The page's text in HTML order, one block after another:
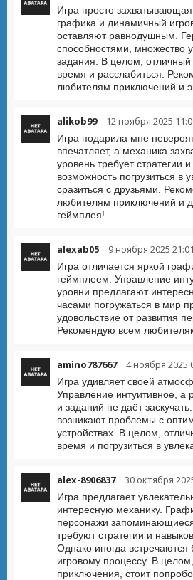
Игра просто
графика и динамичный
оставляют равнодушным.
способностями, множество
задания. В целом, отличный
время и расслабиться.
любителям приключений и
alikob99 12 ноября 2025
Игра подарила мне
впечатляет, а механика
уровень требует стратегии
возможность погрузиться в
сразиться с друзьями.
любителям приключений и
геймплея!
alexab05 9 ноября 2025 21:01
Игра отличается яркой
геймплеем. Управление
уровни предлагают
часами погружаться в мир
удовольствие от развития
Рекомендую всем
amino787667 4 ноября 2025
Игра удивляет своей
Управление интуитивное, а
и заданий не даёт
возникают проблемы с
устройствах. В целом,
время и погрузиться в
alex-8906837 30 октября
Игра предлагает
интересную механику.
персонажи
требуют стратегии и
Однако иногда
игровому процессу. В
приключения, стоит